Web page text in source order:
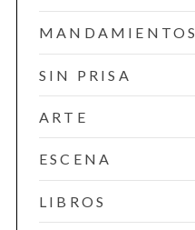
MANDAMIENTOS
SIN PRISA
ARTE
ESCENA
LIBROS